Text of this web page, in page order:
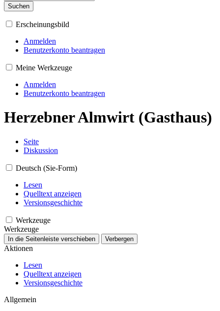
Suchen
Erscheinungsbild
Anmelden
Benutzerkonto beantragen
Meine Werkzeuge
Anmelden
Benutzerkonto beantragen
Herzebner Almwirt (Gasthaus)
Seite
Diskussion
Deutsch (Sie-Form)
Lesen
Quelltext anzeigen
Versionsgeschichte
Werkzeuge
Werkzeuge
In die Seitenleiste verschieben Verbergen
Aktionen
Lesen
Quelltext anzeigen
Versionsgeschichte
Allgemein